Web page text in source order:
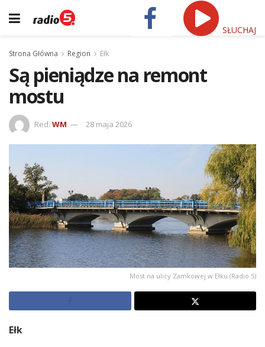
SŁUCHAJ
Strona Główna Region Ełk
Są pieniądze na remont
mostu
Red. WM 28 maja 2026
Most na ulicy Zamkowej w Ełku (Radio 5)
Ełk